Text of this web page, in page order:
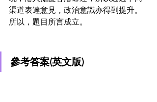
渠道表達意見，政治意識亦得到提升。
所以，題目所言成立。
參考答案(英文版)